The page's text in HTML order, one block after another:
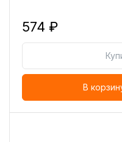
574 ₽
В